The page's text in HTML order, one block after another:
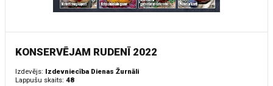
KONSERVĒJAM RUDENĪ 2022
Izdevējs: Izdevniecība Dienas Žurnāli
Lappušu skaits: 48